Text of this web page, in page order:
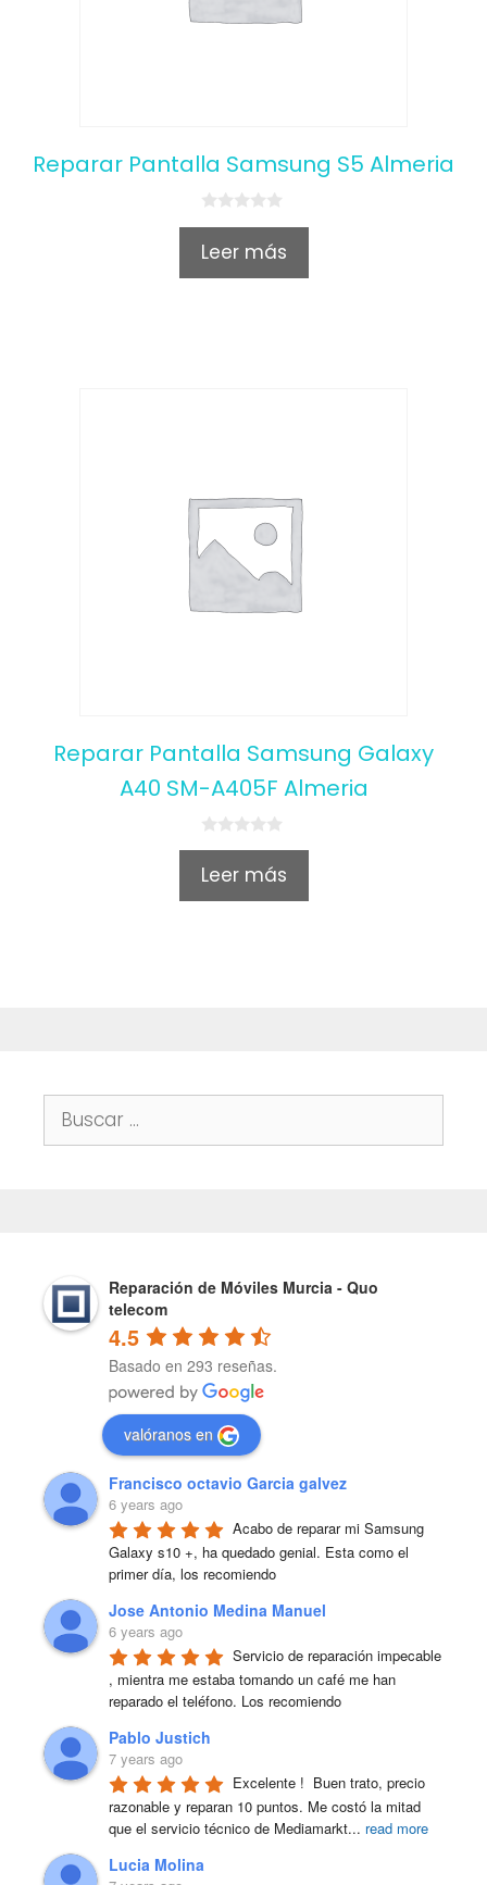
Reparar Pantalla Samsung S5 Almeria
0
u
Leer más
Reparar Pantalla Samsung Galaxy
A40 SM-A405F Almeria
0
u
Leer más
Buscar:
Reparación de Móviles Murcia - Quo
telecom
4.5
Basado en 293 reseñas.
valóranos en
Francisco octavio Garcia galvez
6 years ago
Acabo de reparar mi Samsung
Galaxy s10 +, ha quedado genial. Esta como el
primer día, los recomiendo
Jose Antonio Medina Manuel
6 years ago
Servicio de reparación impecable
, mientra me estaba tomando un café me han
reparado el teléfono. Los recomiendo
Pablo Justich
7 years ago
Excelente !  Buen trato, precio
razonable y reparan 10 puntos. Me costó la mitad
que el servicio técnico de Mediamarkt... read more
Lucia Molina